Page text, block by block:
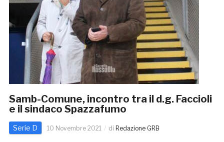
Samb-Comune, incontro tra il d.g. Faccioli
e il sindaco Spazzafumo
Serie D 10 Novembre 2021 di Redazione GRB